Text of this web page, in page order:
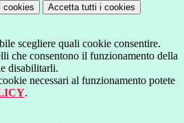
cookies Accetta tutti i cookies
scegliere quali cookie consentire.
che consentono il funzionamento della
disabilitarli.
necessari al funzionamento potete
.